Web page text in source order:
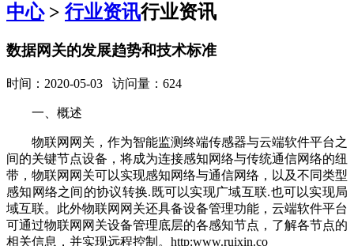
中心> 行业资讯行业资讯
数据网关的发展趋势和技术标准
时间：2020-05-03 访问量：624
一、概述
物联网网关，作为智能监测终端传感器与云端软件平台之
间的关键节点设备，将成为连接感知网络与传统通信网络的纽
带，物联网网关可以实现感知网络与通信网络，以及不同类型
感知网络之间的协议转换.既可以实现广域互联.也可以实现局
域互联。此外物联网网关还具备设备管理功能，云端软件平台
可通过物联网网关设备管理底层的各感知节点，了解各节点的
相关信息，并实现远程控制。http:www.ruixin.co